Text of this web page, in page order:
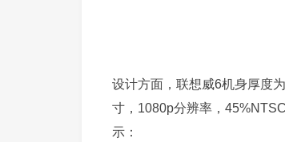
设计方面，联想威6机身厚度
寸，1080p分辨率，
示：